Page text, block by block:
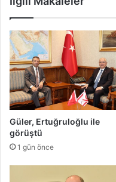
Güler, Ertuğruloğlu ile
görüştü
1 gün önce